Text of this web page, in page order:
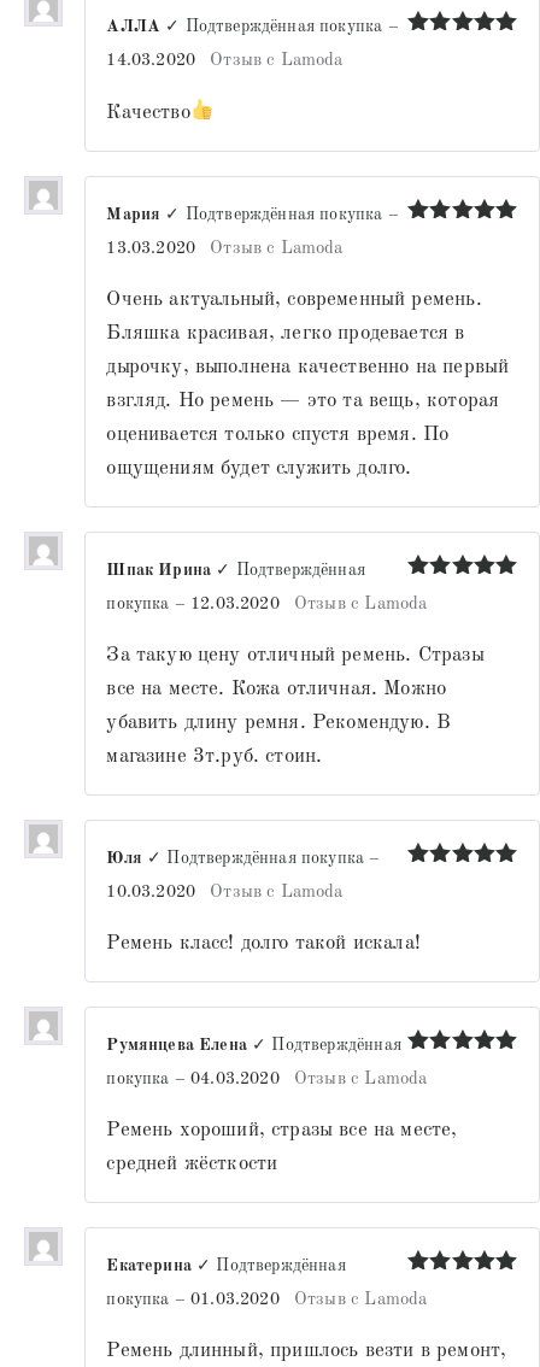
АЛЛА ✓ Подтверждённая покупка –
14.03.2020
Отзыв с Lamoda
Качество
Мария ✓ Подтверждённая покупка –
13.03.2020
Отзыв с Lamoda
Очень актуальный, современный ремень.
Бляшка красивая, легко продевается в
дырочку, выполнена качественно на первый
взгляд. Но ремень — это та вещь, которая
оценивается только спустя время. По
ощущениям будет служить долго.
Оценка
из 5
Шпак Ирина ✓ Подтверждённая
покупка – 12.03.2020 Отзыв с Lamoda
За такую цену отличный ремень. Стразы
все на месте. Кожа отличная. Можно
убавить длину ремня. Рекомендую. В
магазине 3т.руб. стоин.
Юля ✓ Подтверждённая покупка –
10.03.2020
Отзыв с Lamoda
Ремень класс! долго такой искала!
Оценка
из 5
Румянцева Елена ✓ Подтверждённая
покупка – 04.03.2020 Отзыв с Lamoda
Ремень хороший, стразы все на месте,
средней жёсткости
Оценка
из 5
Екатерина ✓ Подтверждённая
покупка – 01.03.2020 Отзыв с Lamoda
Ремень длинный, пришлось везти в ремонт,